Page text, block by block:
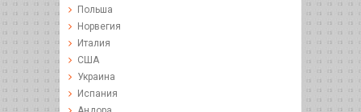
Польша
Норвегия
Италия
США
Украина
Испания